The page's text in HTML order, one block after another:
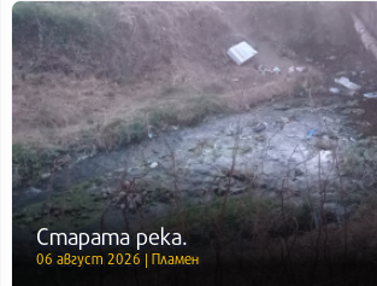
Старата река.
06 август 2026 | Пламен